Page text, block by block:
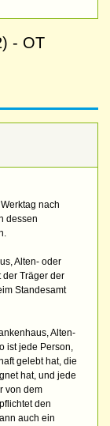
- OT
nach
dessen
Alten- oder
der Träger der
Standesamt
Alten-
ist jede Person,
gelebt hat, die
hat, und jede
von dem
den
auch ein